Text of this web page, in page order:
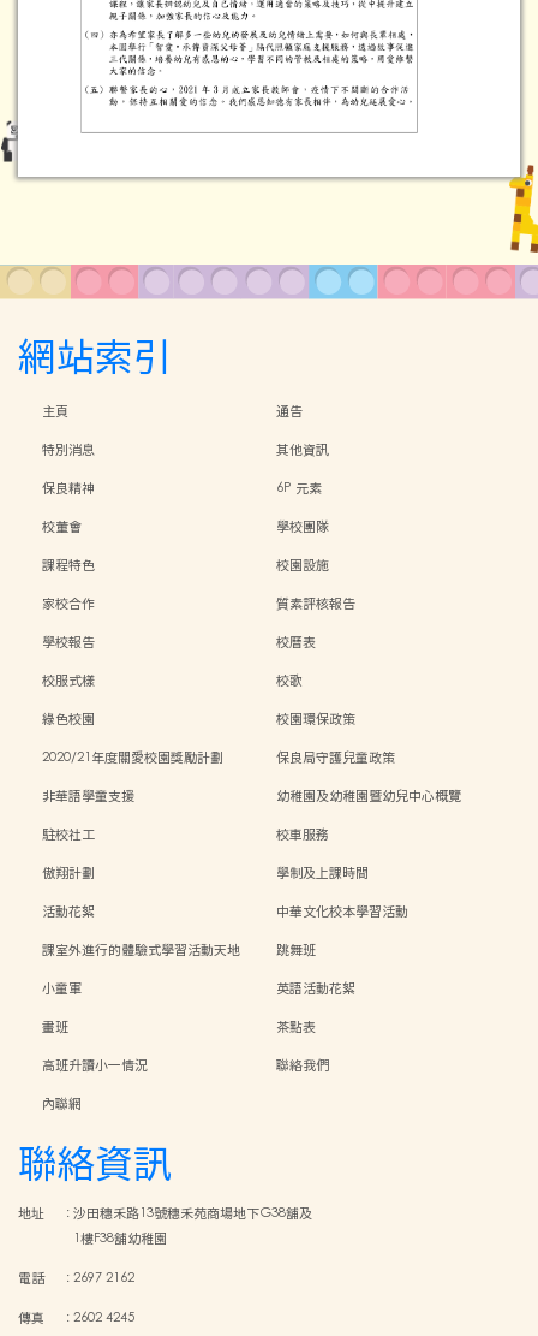
網站索引
主頁
通告
特別消息
其他資訊
保良精神
6P 元素
校董會
學校團隊
課程特色
校園設施
家校合作
質素評核報告
學校報告
校曆表
校服式樣
校歌
綠色校園
校園環保政策
2020/21年度關愛校園獎勵計劃
保良局守護兒童政策
非華語學童支援
幼稚園及幼稚園暨幼兒中心概覽
駐校社工
校車服務
傲翔計劃
學制及上課時間
活動花絮
中華文化校本學習活動
課室外進行的體驗式學習活動天地
跳舞班
小童軍
英語活動花絮
畫班
茶點表
高班升讀小一情況
聯絡我們
內聯網
聯絡資訊
地址 :沙田穗禾路13號穗禾苑商場地下G38舖及
1樓F38舖幼稚園
電話 :2697 2162
傳真 :2602 4245